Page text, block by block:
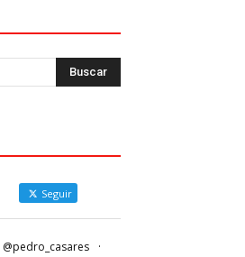
Seguir
@pedro_casares
·